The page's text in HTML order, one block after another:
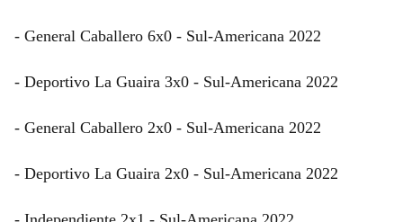
- General Caballero 6x0 - Sul-Americana 2022
- Deportivo La Guaira 3x0 - Sul-Americana 2022
- General Caballero 2x0 - Sul-Americana 2022
- Deportivo La Guaira 2x0 - Sul-Americana 2022